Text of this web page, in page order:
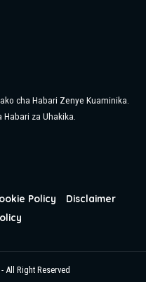
cha Habari Zenye Kuaminika.
za Uhakika.
Policy
Disclaimer
Right Reserved